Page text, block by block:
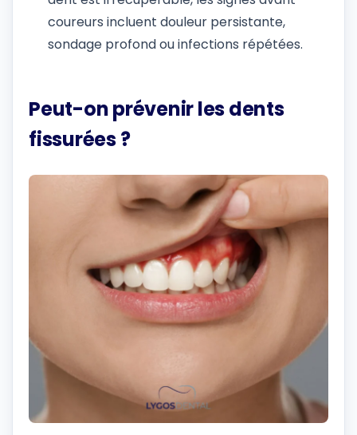
coureurs incluent douleur persistante,
sondage profond ou infections répétées.
Peut-on prévenir les dents
fissurées ?